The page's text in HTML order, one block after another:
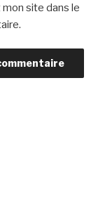
site dans le